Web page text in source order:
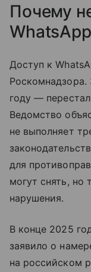
Почему
Доступ к
году —
Ведомство
не выполняет
для
могут снять, но
нарушения.
В конце 2025
заявило о
на российском